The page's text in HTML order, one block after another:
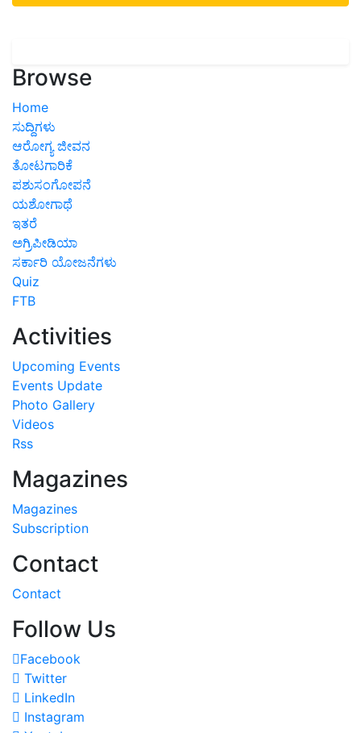
Browse
Home
ಸುದ್ದಿಗಳು
ಆರೋಗ್ಯ ಜೀವನ
ತೋಟಗಾರಿಕೆ
ಪಶುಸಂಗೋಪನೆ
ಯಶೋಗಾಥೆ
ಇತರೆ
ಅಗ್ರಿಪೀಡಿಯಾ
ಸರ್ಕಾರಿ ಯೋಜನೆಗಳು
Quiz
FTB
Activities
Upcoming Events
Events Update
Photo Gallery
Videos
Rss
Magazines
Magazines
Subscription
Contact
Contact
Follow Us
Facebook
Twitter
LinkedIn
Instagram